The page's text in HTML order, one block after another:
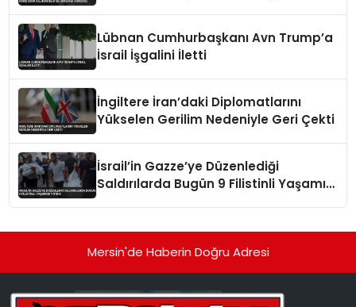
Lübnan Cumhurbaşkanı Avn Trump’a
İsrail İşgalini İletti
İngiltere İran’daki Diplomatlarını
Yükselen Gerilim Nedeniyle Geri Çekti
İsrail’in Gazze’ye Düzenlediği
Saldırılarda Bugün 9 Filistinli Yaşamını
Mersin'de Haberin Doğru Adresi